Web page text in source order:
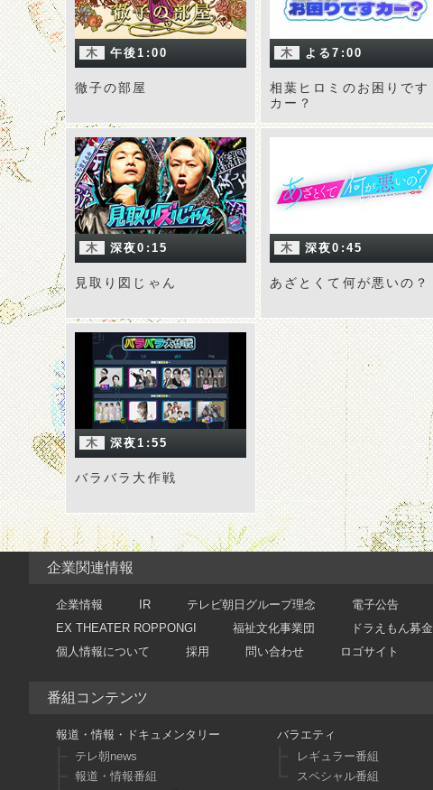
木 午後1:00
徹子の部屋
木 よる7:00
相葉ヒロミのお困りです
カー？
木 深夜0:15
見取り図じゃん
木 深夜0:45
あざとくて何が悪いの？
木 深夜1:55
バラバラ大作戦
企業関連情報
企業情報 IR テレビ朝日グループ理念 電子公告
EX THEATER ROPPONGI
福祉文化事業団 ドラえもん募金
個人情報について
採用 問い合わせ ロゴサイト
番組コンテンツ
報道・情報・ドキュメンタリー
テレ朝news
報道・情報番組
バラエティ
レギュラー番組
スペシャル番組